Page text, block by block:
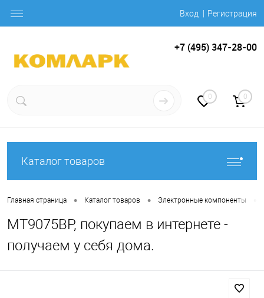
Вход Регистрация
+7 (495) 347-28-00
0 0
Каталог товаров
Главная страница • Каталог товаров • Электронные компоненты
MT9075BP, покупаем в интернете -
получаем у себя дома.